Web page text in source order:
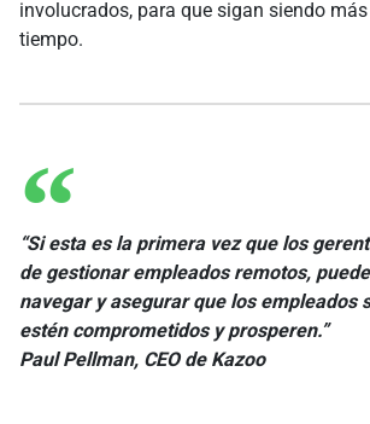
involucrados, para que sigan siendo
tiempo.
“Si esta es la primera vez que los
de gestionar empleados remotos,
navegar y asegurar que los empleados
estén comprometidos y prosperen.”
Paul Pellman, CEO de Kazoo